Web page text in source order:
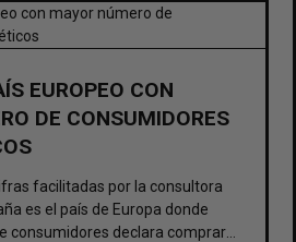
EUROPEO CON
DE CONSUMIDORES
facilitadas por la consultora
es el país de Europa donde
consumidores declara comprar